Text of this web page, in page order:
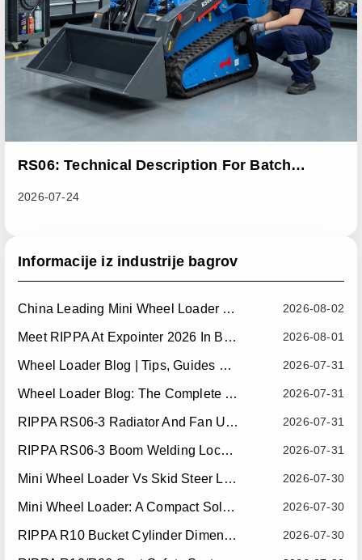
RS06: Technical Description For Batch
2026-07-24
Informacije iz industrije bagrov
2026-08-02
China Leading Mini Wheel Loader Supplier: Reliable Compact Wheel Loaders For Global Markets
2026-08-01
Meet RIPPA At Expointer 2026 In Brazil
2026-07-31
Wheel Loader Blog | Tips, Guides & Attachments
2026-07-31
Wheel Loader Blog: The Complete Guide To Wheel Loaders For Construction, Agriculture, And Material Handling
2026-07-31
RIPPA RS06-3 Radiator And Fan Upgrade — Effective July 10, 2026
2026-07-31
RIPPA RS06-3 Boom Welding Locating Bar Optimization — Effective July 15, 2026
2026-07-30
Mini Wheel Loader Vs Skid Steer Loader: Which Compact Machine Is Better For Your Business?
2026-07-30
Mini Wheel Loader: A Compact Solution For Efficient Material Handling
2026-07-30
RIPPA R10 Bucket Cylinder Dimension Optimization — Effective July 15, 2026